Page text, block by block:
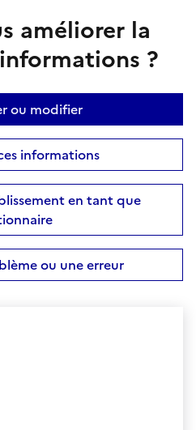
améliorer la
?
ou modifier
informations
en tant que
ou une erreur